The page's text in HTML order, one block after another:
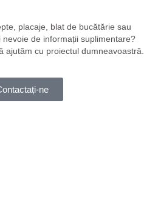
placaje, blat de bucătărie sau
de informații suplimentare?
ajutăm cu proiectul dumneavoastră.
ne